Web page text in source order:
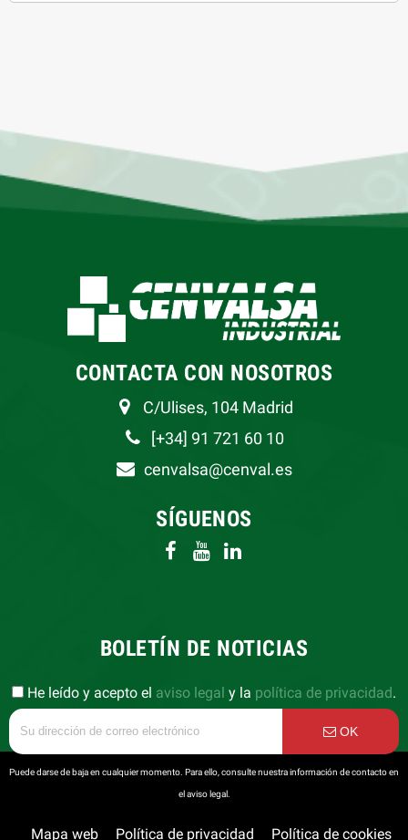
CONTACTA CON NOSOTROS
C/Ulises, 104 Madrid
[+34] 91 721 60 10
cenvalsa@cenval.es
SÍGUENOS
BOLETÍN DE NOTICIAS
He leído y acepto el aviso legal y la política de privacidad.
OK
Puede darse de baja en cualquier momento. Para ello, consulte nuestra información de contacto en
el aviso legal.
Mapa web Política de privacidad Política de cookies